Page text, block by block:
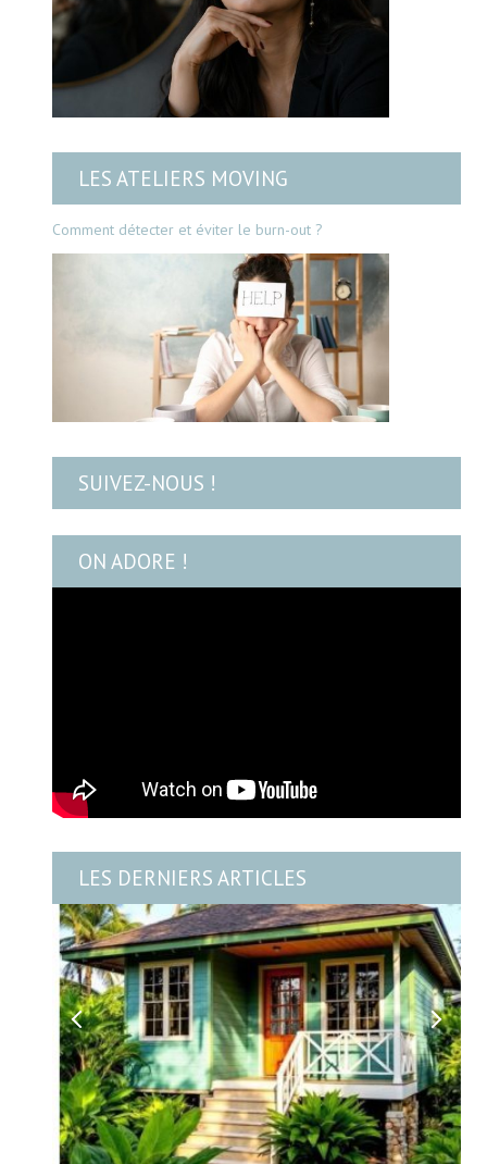
LES ATELIERS MOVING
Comment détecter et éviter le burn-out ?
SUIVEZ-NOUS !
ON ADORE !
LES DERNIERS ARTICLES